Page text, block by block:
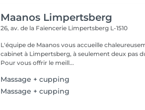
Maanos Limpertsberg
26, av. de la Faïencerie Limpertsberg L-1510
L'équipe de Maanos vous accueille
cabinet à Limpertsberg, à seulement deux pas
Pour vous offrir le meill...
Massage + cupping
Massage + cupping